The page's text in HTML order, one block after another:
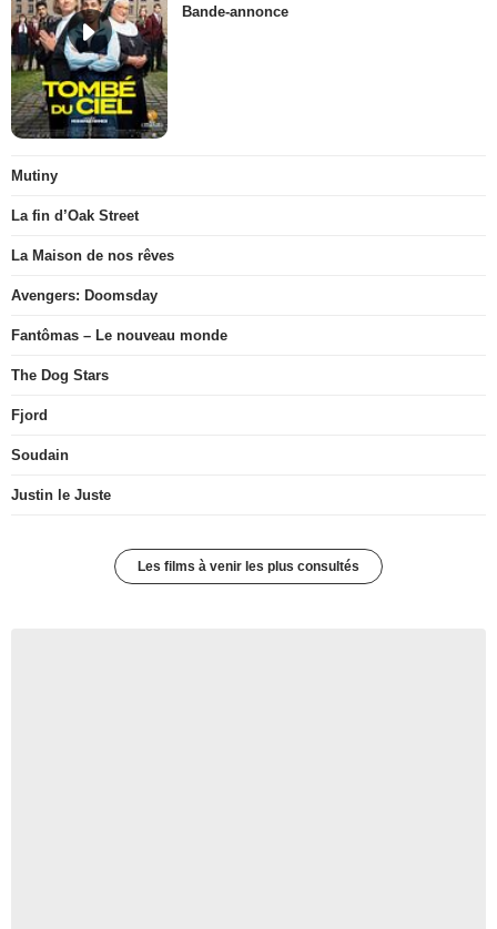
Bande-annonce
Mutiny
La fin d’Oak Street
La Maison de nos rêves
Avengers: Doomsday
Fantômas – Le nouveau monde
The Dog Stars
Fjord
Soudain
Justin le Juste
Les films à venir les plus consultés